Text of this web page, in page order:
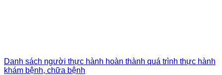
Danh sách người thực hành hoàn thành quá trình thực hành
khám bệnh, chữa bệnh